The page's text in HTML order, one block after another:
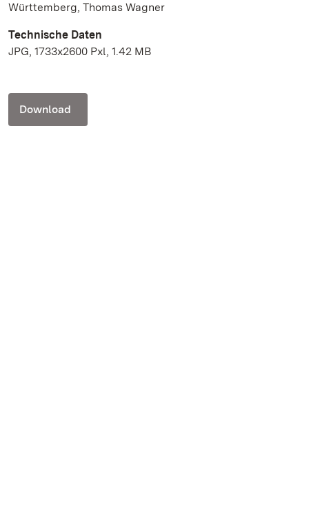
Württemberg, Thomas Wagner
Technische Daten
JPG, 1733x2600 Pxl, 1.42 MB
Download